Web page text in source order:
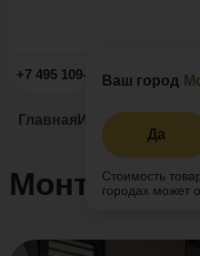
Ваш город
Да
Стоимость
городах может
+7 495 109-52-09
Главная Информация
Монтаж